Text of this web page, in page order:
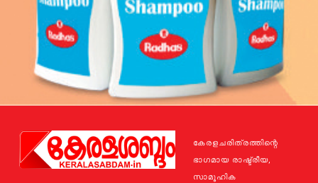
കേരളചരിത്രത്തിന്റെ
ഭാഗമായ രാഷ്ട്രീയ,
സാമൂഹിക